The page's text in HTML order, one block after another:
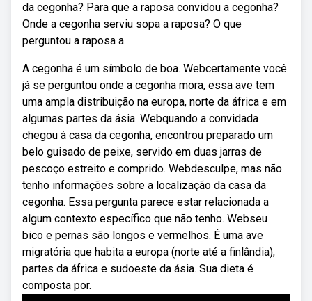
da cegonha? Para que a raposa convidou a cegonha?
Onde a cegonha serviu sopa a raposa? O que
perguntou a raposa a.
A cegonha é um símbolo de boa. Webcertamente você
já se perguntou onde a cegonha mora, essa ave tem
uma ampla distribuição na europa, norte da áfrica e em
algumas partes da ásia. Webquando a convidada
chegou à casa da cegonha, encontrou preparado um
belo guisado de peixe, servido em duas jarras de
pescoço estreito e comprido. Webdesculpe, mas não
tenho informações sobre a localização da casa da
cegonha. Essa pergunta parece estar relacionada a
algum contexto específico que não tenho. Webseu
bico e pernas são longos e vermelhos. É uma ave
migratória que habita a europa (norte até a finlândia),
partes da áfrica e sudoeste da ásia. Sua dieta é
composta por.